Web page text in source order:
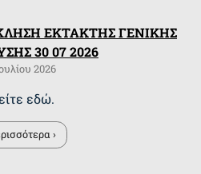
ΕΚΤΑΚΤΗΣ ΓΕΝΙΚΗΣ
30 07 2026
2026
εδώ.
›